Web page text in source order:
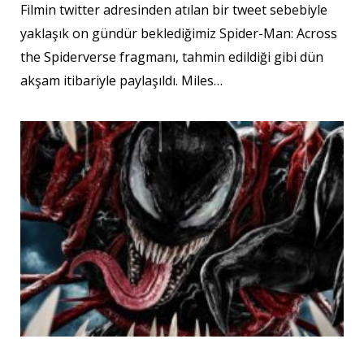
Filmin twitter adresinden atılan bir tweet sebebiyle
yaklaşık on gündür beklediğimiz Spider-Man: Across
the Spiderverse fragmanı, tahmin edildiği gibi dün
akşam itibariyle paylaşıldı. Miles…